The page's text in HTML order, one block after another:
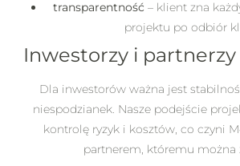
transparentność – klient zna
projektu po odbiór
Inwestorzy i
Dla inwestorów ważna jest
niespodzianek. Nasze podejście
kontrolę ryzyk i kosztów, co czyni
partnerem, któremu można